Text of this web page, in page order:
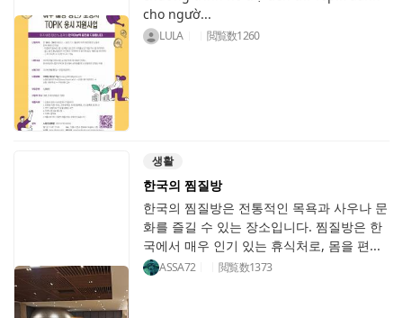
cho ngườ...
LULA 閲覧数1260
생활
한국의 찜질방
한국의 찜질방은 전통적인 목욕과 사우나 문
화를 즐길 수 있는 장소입니다. 찜질방은 한
국에서 매우 인기 있는 휴식처로, 몸을 편...
ASSA72 閲覧数1373